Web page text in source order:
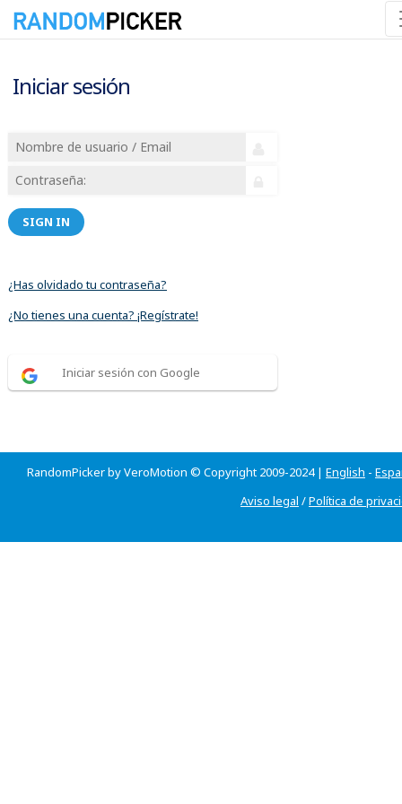
Iniciar sesión
SIGN IN
¿Has olvidado tu contraseña?
¿No tienes una cuenta? ¡Regístrate!
Iniciar sesión con Google
RandomPicker by VeroMotion © Copyright 2009-2024 | English -
Aviso legal /Política de